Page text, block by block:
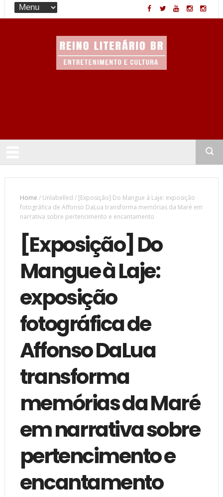
Home /Unlabelled / [Exposição] Do Mangue à Laje: exposição
fotográfica de Affonso DaLua transforma memórias da Maré em
narrativa sobre pertencimento e encantamento
[Exposição] Do
Mangue à Laje:
exposição
fotográfica de
Affonso DaLua
transforma
memórias da Maré
em narrativa sobre
pertencimento e
encantamento